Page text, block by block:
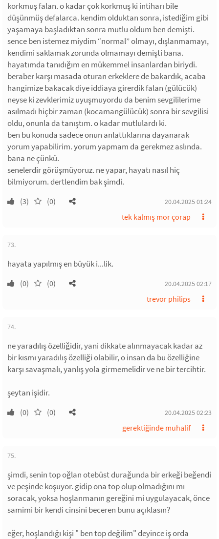
korkmuş falan. o kadar çok korkmuş ki intiharı bile
düşünmüş defalarca. kendim olduktan sonra, istediğim gibi
yaşamaya başladıktan sonra mutlu oldum ben demişti.
sence ben istemez miydim “normal” olmayı, dışlanmamayı,
kendimi saklamak zorunda olmamayı demişti bana.
hayatımda tanıdığım en mükemmel insanlardan biriydi.
beraber karşı masada oturan erkeklere de bakardık, acaba
hangimize bakacak diye iddiaya girerdik falan (gülücük)
neyse ki zevklerimiz uyuşmuyordu da benim sevgililerime
asılmadı hiçbir zaman (kocamangülücük) sonra bir sevgilisi
oldu, onunla da tanıştım. o kadar mutlulardı ki.
ben bu konuda sadece onun anlattıklarına dayanarak
yorum yapabilirim. yorum yapmam da gerekmez aslında.
bana ne çünkü.
senelerdir görüşmüyoruz. ne yapar, hayatı nasıl hiç
bilmiyorum. dertlendim bak şimdi.
(3) (0) 20.04.2025 01:24
tek kalmış mor çorap
73.
hayata yapılmış en büyük i...lik.
(0) (0) 20.04.2025 02:17
trevor philips
74.
ne yaradılış özelliğidir, yani dikkate alınmayacak kadar az
bir kısmı yaradılış özelliği olabilir, o insan da bu özelliğine
karşı savaşmalı, yanlış yola girmemelidir ve ne bir tercihtir.
şeytan işidir.
(0) (0) 20.04.2025 02:23
gerektiğinde muhalif
75.
şimdi, senin top oğlan otebüst durağunda bir erkeği beğendi
ve peşinde koşuyor. gidip ona top olup olmadığını mı
soracak, yoksa hoşlanmanın gereğini mi uygulayacak, önce
samimi bir kendi cinsini beceren bunu açıklasın?
eğer, hoşlandığı kişi " ben top değilim" deyince iş orda